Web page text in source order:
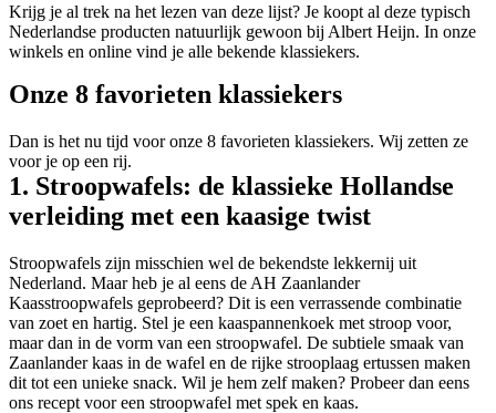
Krijg je al trek na het lezen van deze lijst? Je koopt al deze typisch
Nederlandse producten natuurlijk gewoon bij Albert Heijn. In onze
winkels en online vind je alle bekende klassiekers.
Onze 8 favorieten klassiekers
Dan is het nu tijd voor onze 8 favorieten klassiekers. Wij zetten ze
voor je op een rij.
1. Stroopwafels: de klassieke Hollandse
verleiding met een kaasige twist
Stroopwafels zijn misschien wel de bekendste lekkernij uit
Nederland. Maar heb je al eens de AH Zaanlander
Kaasstroopwafels geprobeerd? Dit is een verrassende combinatie
van zoet en hartig. Stel je een kaaspannenkoek met stroop voor,
maar dan in de vorm van een stroopwafel. De subtiele smaak van
Zaanlander kaas in de wafel en de rijke strooplaag ertussen maken
dit tot een unieke snack. Wil je hem zelf maken? Probeer dan eens
ons recept voor een stroopwafel met spek en kaas.